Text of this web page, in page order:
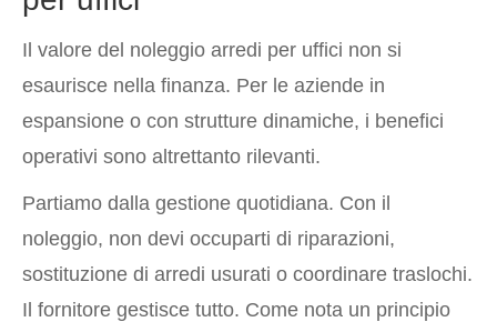
Il valore del noleggio arredi per uffici non si
esaurisce nella finanza. Per le aziende in
espansione o con strutture dinamiche, i benefici
operativi sono altrettanto rilevanti.
Partiamo dalla gestione quotidiana. Con il
noleggio, non devi occuparti di riparazioni,
sostituzione di arredi usurati o coordinare traslochi.
Il fornitore gestisce tutto. Come nota un principio